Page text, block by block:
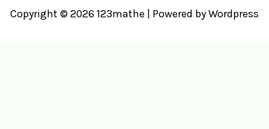
Copyright © 2026 123mathe | Powered by Wordpress